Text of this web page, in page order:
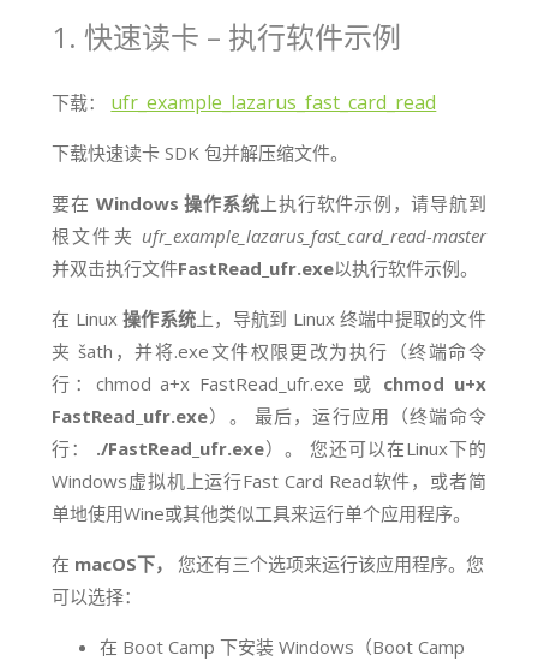
1. 快速读卡 – 执行软件示例
下载： ufr_example_lazarus_fast_card_read
下载快速读卡 SDK 包并解压缩文件。
要在 Windows 操作系统 上执行软件示例，请导航到
根文件夹 ufr_example_lazarus_fast_card_read-master
并双击执行文件FastRead_ufr.exe以执行软件示例。
在 Linux操作系统 上，导航到 Linux 终端中提取的文件
夹 šath，并将.exe文件权限更改为执行（终端命令
行：chmod a+x FastRead_ufr.exe 或 chmod u+x
FastRead_ufr.exe）。
最后，运行应用（终端命令
行： ./FastRead_ufr.exe）。 您还可以在Linux下的
Windows虚拟机上运行Fast Card Read软件，或者简
单地使用Wine或其他类似工具来运行单个应用程序。
在 macOS下，
您还有三个选项来运行该应用程序。您
可以选择：
在 Boot Camp 下安装 Windows（Boot Camp